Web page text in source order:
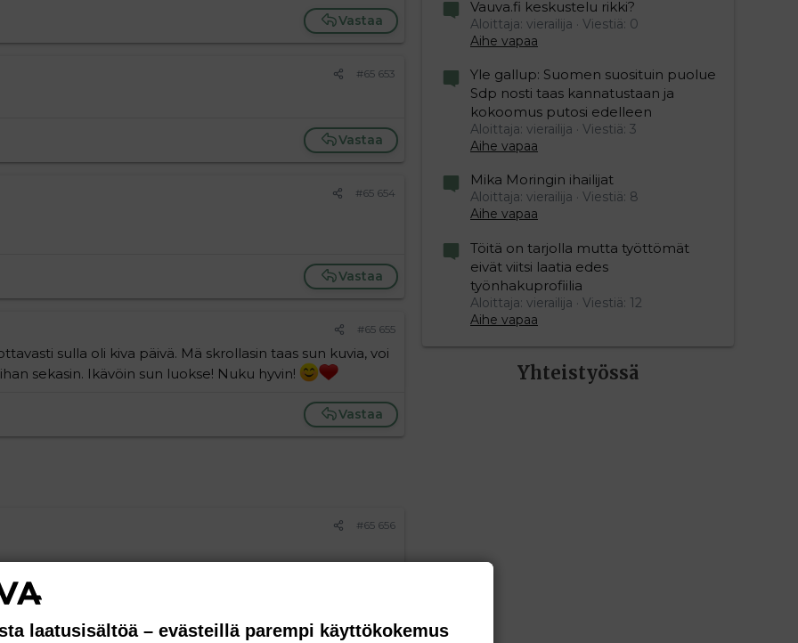
Vastaa
#65 653
Vastaa
#65 654
Vastaa
#65 655
sulla oli kiva päivä. Mä skrollasin taas sun kuvia, voi
sekasin. Ikävöin sun luokse! Nuku hyvin!
Vastaa
#65 656
Vauva.fi keskustelu rikki?
Aloittaja: vierailija
Viestiä: 0
Aihe vapaa
Yle gallup: Suomen suosituin puolue
Sdp nosti taas kannatustaan ja
kokoomus putosi edelleen
Aloittaja: vierailija
Viestiä: 3
Aihe vapaa
Mika Moringin ihailijat
Aloittaja: vierailija
Viestiä: 8
Aihe vapaa
Töitä on tarjolla mutta työttömät
eivät viitsi laatia edes
työnhakuprofiilia
Aloittaja: vierailija
Viestiä: 12
Aihe vapaa
Yhteistyössä
laatusisältöä – evästeillä parempi käyttökokemus